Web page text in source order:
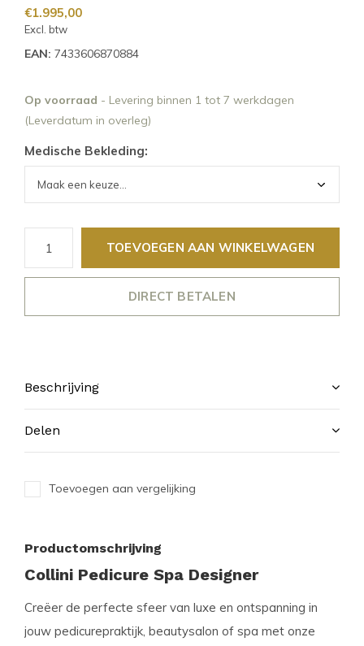
€1.995,00
Excl. btw
EAN: 7433606870884
Op voorraad - Levering binnen 1 tot 7 werkdagen
(Leverdatum in overleg)
Medische Bekleding:
TOEVOEGEN AAN WINKELWAGEN
DIRECT BETALEN
Beschrijving
Delen
Toevoegen aan vergelijking
Productomschrijving
Collini Pedicure Spa Designer
Creëer de perfecte sfeer van luxe en ontspanning in
jouw pedicurepraktijk, beautysalon of spa met onze